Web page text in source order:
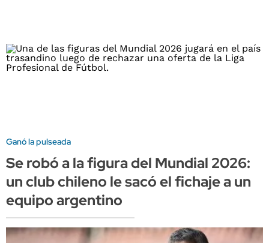
Ganó la pulseada
Se robó a la figura del Mundial 2026:
un club chileno le sacó el fichaje a un
equipo argentino